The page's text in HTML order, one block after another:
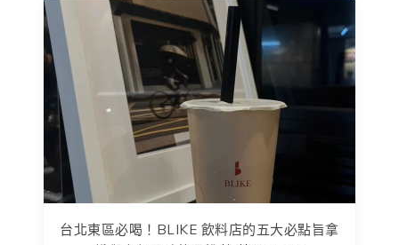
台北東區必喝！BLIKE 飲料店的五大必點旨拿